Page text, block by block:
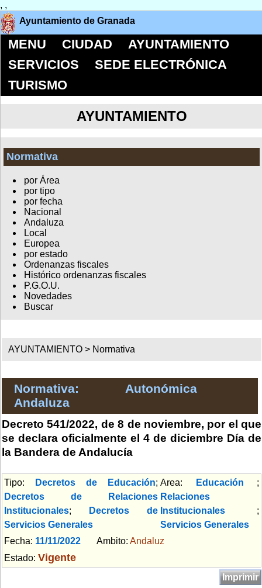
, ,
Ayuntamiento de Granada
MENU CIUDAD
AYUNTAMIENTO
SERVICIOS
SEDE ELECTRÓNICA
TURISMO
AYUNTAMIENTO
Normativa
por Área
por tipo
por fecha
Nacional
Andaluza
Local
Europea
por estado
Ordenanzas fiscales
Histórico ordenanzas fiscales
P.G.O.U.
Novedades
Buscar
AYUNTAMIENTO > Normativa
Normativa: Autonómica
Andaluza
Decreto 541/2022, de 8 de noviembre, por el que
se declara oficialmente el 4 de diciembre Día de
la Bandera de Andalucía
Tipo: Decretos de Educación;
Decretos de Relaciones
Institucionales;
Decretos de
Servicios Generales
Area: Educación ;
Relaciones
Institucionales ;
Servicios Generales
Fecha: 11/11/2022 Ambito: Andaluz
Estado: Vigente
Imprimir